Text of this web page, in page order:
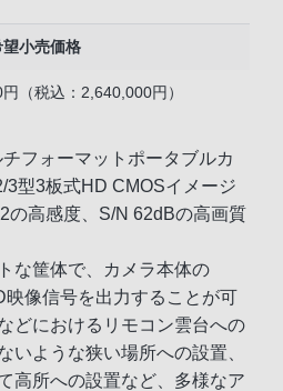
望小売価格
（税込：2,640,000円）
フォーマットポータブルカ
3型3板式HD CMOSイメージ
の高感度、S/N 62dBの高画質
な筐体で、カメラ本体の
像信号を出力することが可
どにおけるリモコン雲台への
いような狭い場所への設置、
高所への設置など、多様なア